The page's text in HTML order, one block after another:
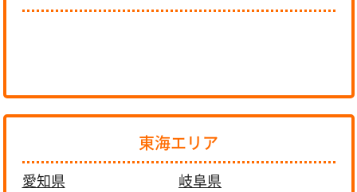
東海エリア
愛知県
岐阜県